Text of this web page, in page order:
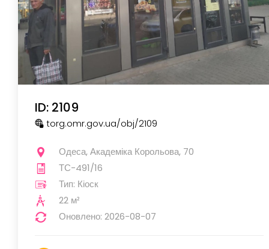
ID: 2109
torg.omr.gov.ua/obj/2109
Одеса, Академіка Корольова, 70
ТС-491/16
Тип: Кіоск
22 м²
Оновлено: 2026-08-07